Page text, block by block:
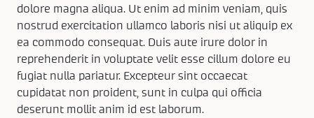
dolore magna aliqua. Ut enim ad minim veniam, quis
nostrud exercitation ullamco laboris nisi ut aliquip ex
ea commodo consequat. Duis aute irure dolor in
reprehenderit in voluptate velit esse cillum dolore eu
fugiat nulla pariatur. Excepteur sint occaecat
cupidatat non proident, sunt in culpa qui officia
deserunt mollit anim id est laborum.